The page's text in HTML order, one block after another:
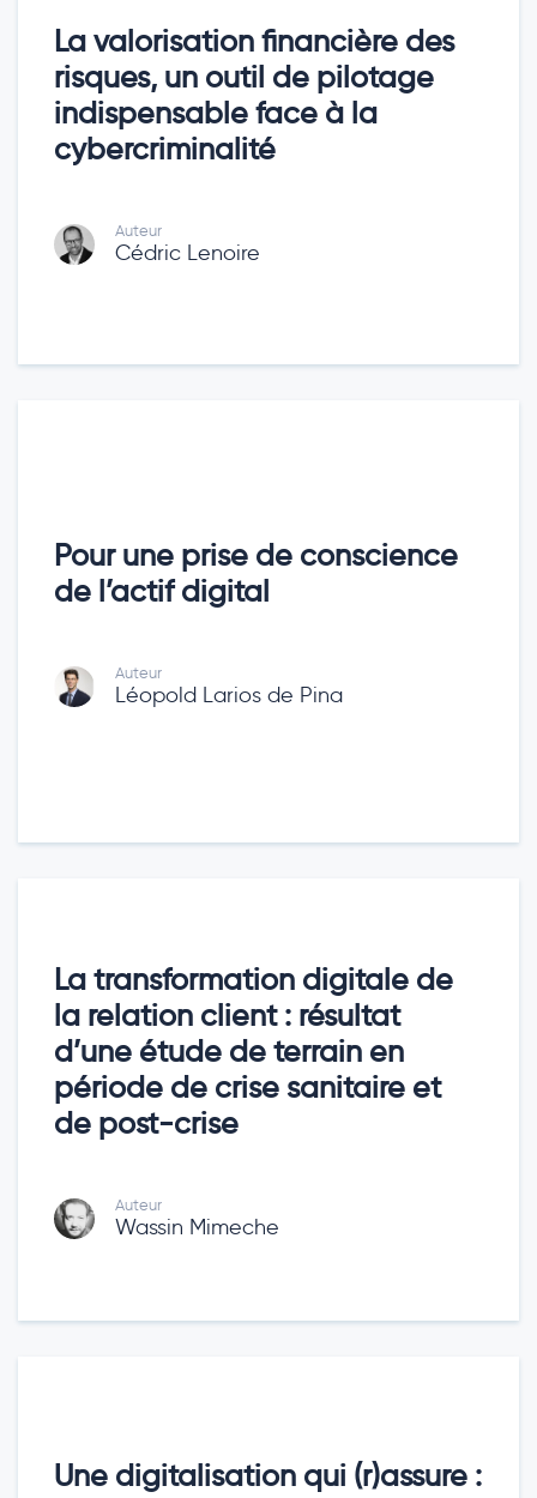
La valorisation financière des
risques, un outil de pilotage
indispensable face à la
cybercriminalité
Auteur
Cédric Lenoire
Pour une prise de conscience
de l’actif digital
Auteur
Léopold Larios de Pina
La transformation digitale de
la relation client : résultat
d’une étude de terrain en
période de crise sanitaire et
de post-crise
Auteur
Wassin Mimeche
Une digitalisation qui (r)assure :